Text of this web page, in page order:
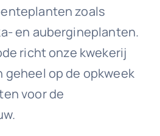
zoals
en aubergineplanten.
richt onze kwekerij
geheel op de opkweek
voor de